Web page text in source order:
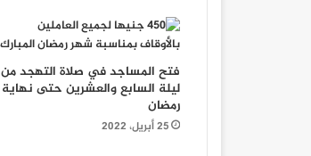
فتح المساجد في صلاة التهجد من
ليلة السابع والعشرين حتى نهاية
رمضان
25 أبريل، 2022